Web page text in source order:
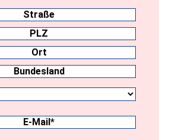
E-
Mail(erforderlich)